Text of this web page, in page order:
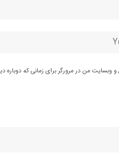
و وبسایت من در مرورگر برای زمانی که دوباره